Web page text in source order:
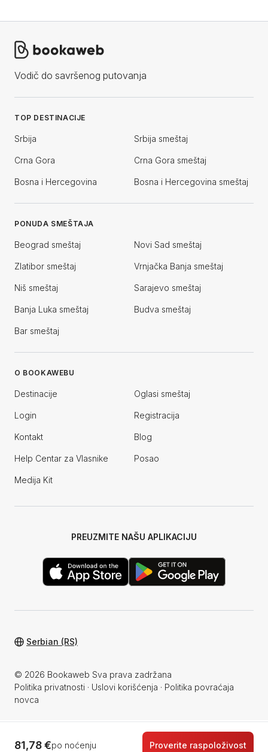
81,78 €po noćenju Proverite raspoloživost
Vodič do savršenog putovanja
TOP DESTINACIJE
Srbija Srbija smeštaj
Crna Gora Crna Gora smeštaj
Bosna i Hercegovina Bosna i Hercegovina smeštaj
PONUDA SMEŠTAJA
Beograd smeštaj Novi Sad smeštaj
Zlatibor smeštaj Vrnjačka Banja smeštaj
Niš smeštaj Sarajevo smeštaj
Banja Luka smeštaj Budva smeštaj
Bar smeštaj
O BOOKAWEBU
Destinacije Oglasi smeštaj
Login Registracija
Kontakt Blog
Help Centar za Vlasnike Posao
Medija Kit
PREUZMITE NAŠU APLIKACIJU
© 2026 Bookaweb Sva prava zadržana
Politika privatnosti · Uslovi korišćenja · Politika povraćaja
novca
Serbian (RS)